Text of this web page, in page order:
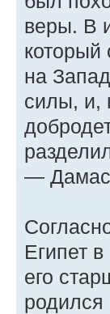
веры. В
который
на
силы, и,
—
Египет
его